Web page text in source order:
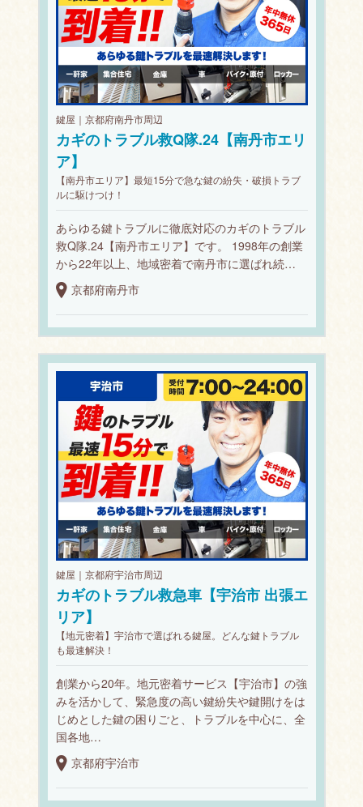
鍵屋｜京都府南丹市周辺
カギのトラブル救Q隊.24【南丹市エリ
ア】
【南丹市エリア】最短15分で急な鍵の紛失・破損トラブ
ルに駆けつけ！
あらゆる鍵トラブルに徹底対応のカギのトラブル
救Q隊.24【南丹市エリア】です。 1998年の創業
から22年以上、地域密着で南丹市に選ばれ続…
京都府南丹市
鍵屋｜京都府宇治市周辺
カギのトラブル救急車【宇治市 出張エ
リア】
【地元密着】宇治市で選ばれる鍵屋。どんな鍵トラブル
も最速解決！
創業から20年。地元密着サービス【宇治市】の強
みを活かして、緊急度の高い鍵紛失や鍵開けをは
じめとした鍵の困りごと、トラブルを中心に、全
国各地…
京都府宇治市